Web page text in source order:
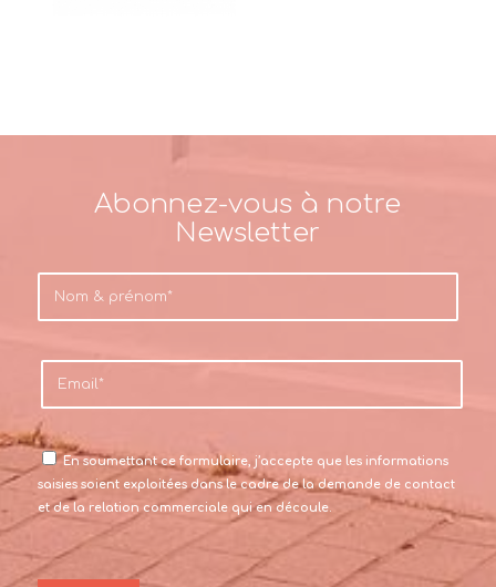
Abonnez-vous à notre
Newsletter
En soumettant ce formulaire, j’accepte que les informations
saisies soient exploitées dans le cadre de la demande de contact
et de la relation commerciale qui en découle.